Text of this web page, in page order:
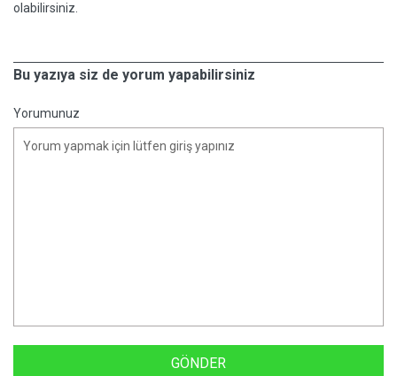
olabilirsiniz.
Bu yazıya siz de yorum yapabilirsiniz
Yorumunuz